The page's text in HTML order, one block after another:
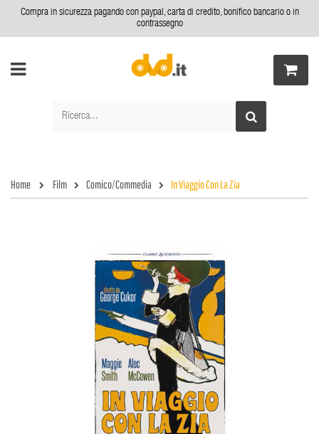
Compra in sicurezza pagando con paypal, carta di credito, bonifico bancario o in
contrassegno
Home Film Comico/Commedia In Viaggio Con La Zia